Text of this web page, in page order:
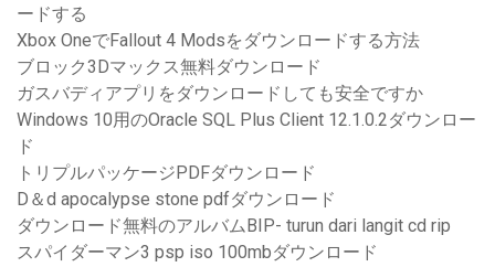
ードする
Xbox OneでFallout 4 Modsをダウンロードする方法
ブロック3Dマックス無料ダウンロード
ガスバディアプリをダウンロードしても安全ですか
Windows 10用のOracle SQL Plus Client 12.1.0.2ダウンロー
ド
トリプルパッケージPDFダウンロード
D＆d apocalypse stone pdfダウンロード
ダウンロード無料のアルバムBIP- turun dari langit cd rip
スパイダーマン3 psp iso 100mbダウンロード